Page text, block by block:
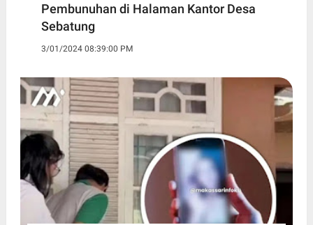
Pembunuhan di Halaman Kantor Desa
Sebatung
3/01/2024 08:39:00 PM